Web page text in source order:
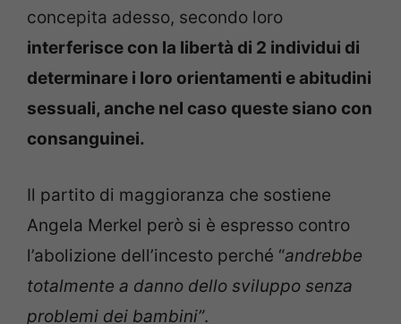
concepita adesso, secondo loro
interferisce con la libertà di 2 individui di
determinare i loro orientamenti e abitudini
sessuali, anche nel caso queste siano con
consanguinei.
Il partito di maggioranza che sostiene
Angela Merkel però si è espresso contro
l’abolizione dell’incesto perché “andrebbe
totalmente a danno dello sviluppo senza
problemi dei bambini”.